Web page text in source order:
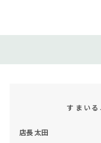
すまい
店長 太田